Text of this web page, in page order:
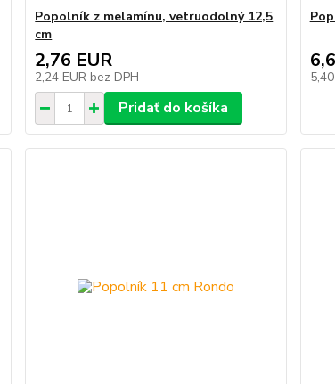
Popolník z melamínu, vetruodolný 12,5
cm
2,76 EUR
2,24 EUR bez DPH
Pridať do košíka